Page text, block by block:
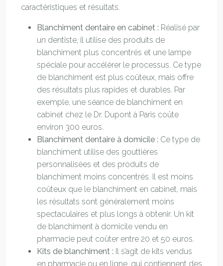
caractéristiques et résultats.
Blanchiment dentaire en cabinet : Réalisé par
un dentiste, il utilise des produits de
blanchiment plus concentrés et une lampe
spéciale pour accélérer le processus. Ce type
de blanchiment est plus coûteux, mais offre
des résultats plus rapides et durables. Par
exemple, une séance de blanchiment en
cabinet chez le Dr. Dupont à Paris coûte
environ 300 euros.
Blanchiment dentaire à domicile : Ce type de
blanchiment utilise des gouttières
personnalisées et des produits de
blanchiment moins concentrés. Il est moins
coûteux que le blanchiment en cabinet, mais
les résultats sont généralement moins
spectaculaires et plus longs à obtenir. Un kit
de blanchiment à domicile vendu en
pharmacie peut coûter entre 20 et 50 euros.
Kits de blanchiment : Il s’agit de kits vendus
en pharmacie ou en ligne, qui contiennent des